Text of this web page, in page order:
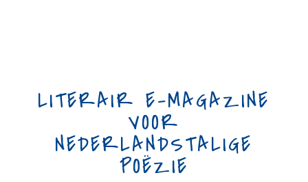
LITERAIR E-MAGAZINE
VOOR
NEDERLANDSTALIGE
POËZIE